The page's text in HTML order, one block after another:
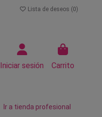
Lista de deseos (0)
Iniciar sesión Carrito
Ir a tienda profesional